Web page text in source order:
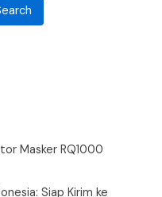
Masker RQ1000
Siap Kirim ke